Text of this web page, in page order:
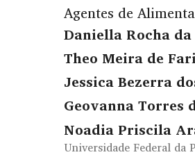
Agentes de
Daniella Rocha
Theo Meira de
Jessica Bezerra
Geovanna Torres
Noadia Priscila
Universidade Federal da